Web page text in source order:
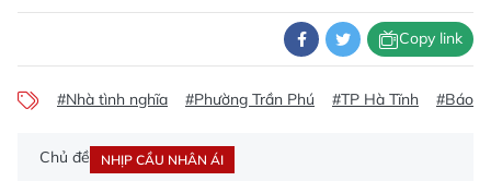
Copy link
#Nhà tình nghĩa #Phường Trần Phú #TP Hà Tĩnh #Báo
Chủ đề NHỊP CẦU NHÂN ÁI